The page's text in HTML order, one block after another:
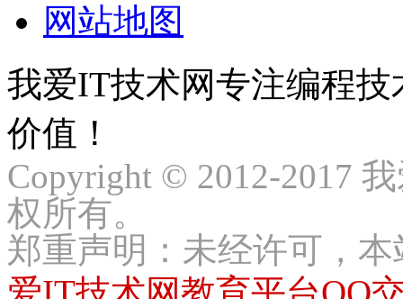
网站地图
我爱IT技术网专注编程
价值！
Copyright © 2012-2017
权所有。
郑重声明：未经许可，